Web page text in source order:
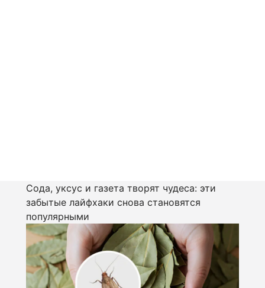
Сода, уксус и газета творят чудеса: эти
забытые лайфхаки снова становятся
популярными